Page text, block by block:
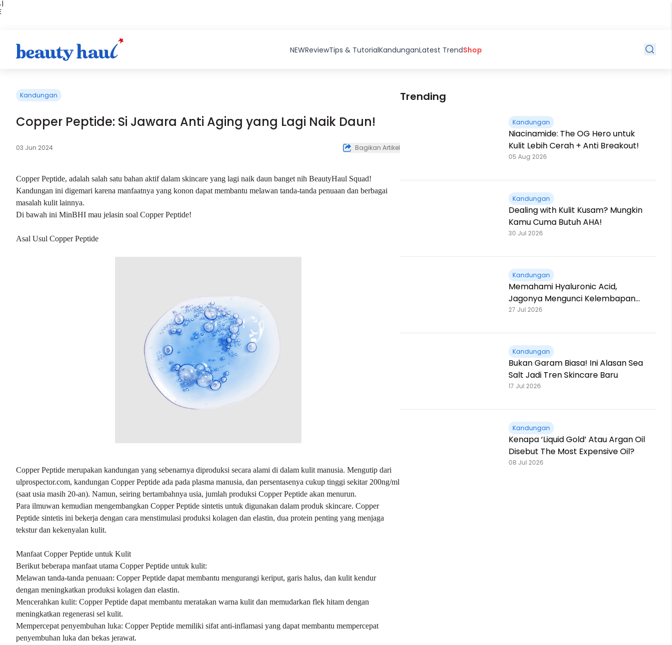
|
NEWReviewTips & TutorialKandunganLatest TrendShop
Kandungan
Copper Peptide: Si Jawara Anti Aging yang Lagi Naik Daun!
03 Jun 2024 Bagikan Artikel
Copper Peptide, adalah salah satu bahan aktif dalam skincare yang lagi naik daun banget nih BeautyHaul Squad!
Kandungan ini digemari karena manfaatnya yang konon dapat membantu melawan tanda-tanda penuaan dan berbagai
masalah kulit lainnya.
Di bawah ini MinBHI mau jelasin soal Copper Peptide!
Asal Usul Copper Peptide
Copper Peptide merupakan kandungan yang sebenarnya diproduksi secara alami di dalam kulit manusia. Mengutip dari
ulprospector.com, kandungan Copper Peptide ada pada plasma manusia, dan persentasenya cukup tinggi sekitar 200ng/ml
(saat usia masih 20-an). Namun, seiring bertambahnya usia, jumlah produksi Copper Peptide akan menurun.
Para ilmuwan kemudian mengembangkan Copper Peptide sintetis untuk digunakan dalam produk skincare. Copper
Peptide sintetis ini bekerja dengan cara menstimulasi produksi kolagen dan elastin, dua protein penting yang menjaga
tekstur dan kekenyalan kulit.
Manfaat Copper Peptide untuk Kulit
Berikut beberapa manfaat utama Copper Peptide untuk kulit:
Melawan tanda-tanda penuaan: Copper Peptide dapat membantu mengurangi keriput, garis halus, dan kulit kendur
dengan meningkatkan produksi kolagen dan elastin.
Mencerahkan kulit: Copper Peptide dapat membantu meratakan warna kulit dan memudarkan flek hitam dengan
meningkatkan regenerasi sel kulit.
Mempercepat penyembuhan luka: Copper Peptide memiliki sifat anti-inflamasi yang dapat membantu mempercepat
penyembuhan luka dan bekas jerawat.
Trending
Kandungan
Niacinamide: The OG Hero untuk
Kulit Lebih Cerah + Anti Breakout!
05 Aug 2026
Kandungan
Dealing with Kulit Kusam? Mungkin
Kamu Cuma Butuh AHA!
30 Jul 2026
Kandungan
Memahami Hyaluronic Acid,
Jagonya Mengunci Kelembapan
hingga 1000x Lipat!
27 Jul 2026
Kandungan
Bukan Garam Biasa! Ini Alasan Sea
Salt Jadi Tren Skincare Baru
17 Jul 2026
Kandungan
Kenapa ‘Liquid Gold’ Atau Argan Oil
Disebut The Most Expensive Oil?
08 Jul 2026